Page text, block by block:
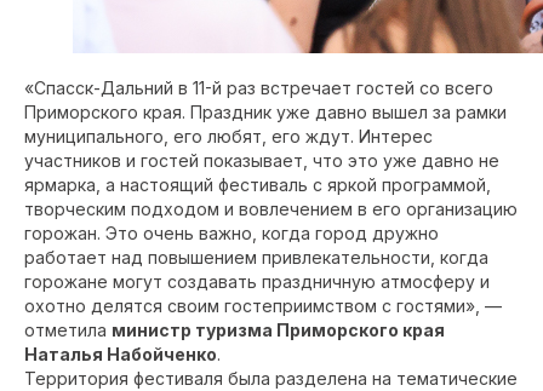
«Спасск-Дальний в 11-й раз встречает гостей со всего
Приморского края. Праздник уже давно вышел за рамки
муниципального, его любят, его ждут. Интерес
участников и гостей показывает, что это уже давно не
ярмарка, а настоящий фестиваль с яркой программой,
творческим подходом и вовлечением в его организацию
горожан. Это очень важно, когда город дружно
работает над повышением привлекательности, когда
горожане могут создавать праздничную атмосферу и
охотно делятся своим гостеприимством с гостями», —
отметила министр туризма Приморского края
Наталья Набойченко.
Территория фестиваля была разделена на тематические